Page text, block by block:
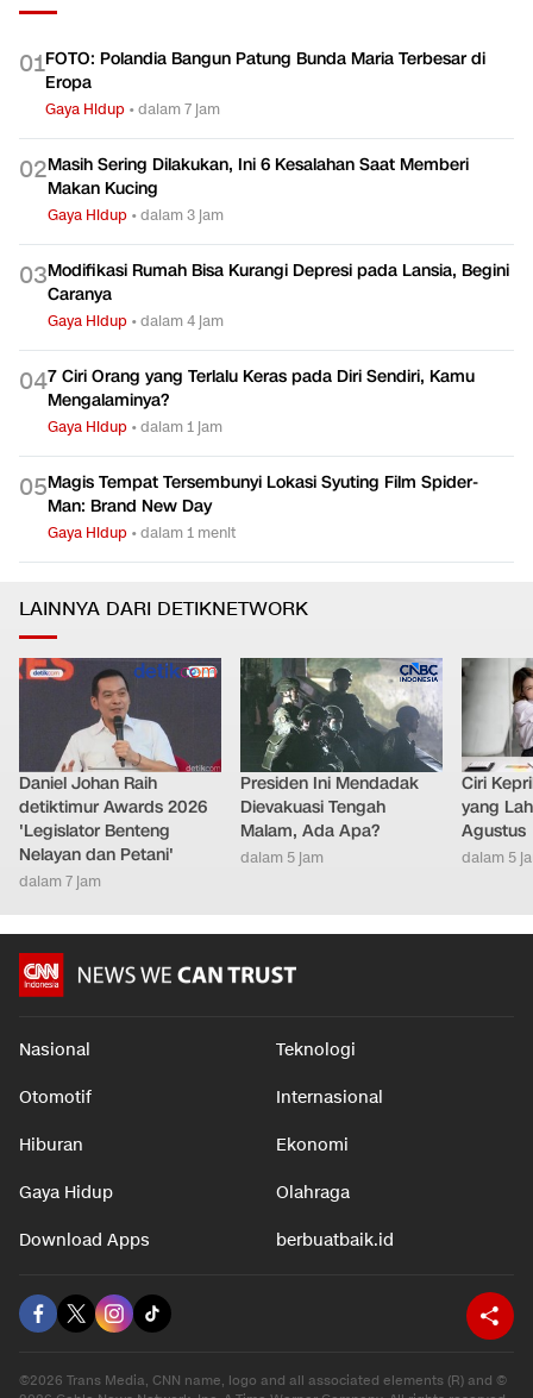
01FOTO: Polandia Bangun Patung Bunda Maria Terbesar di
Eropa
Gaya Hidup •dalam 7 jam
02Masih Sering Dilakukan, Ini 6 Kesalahan Saat Memberi
Makan Kucing
Gaya Hidup •dalam 3 jam
03Modifikasi Rumah Bisa Kurangi Depresi pada Lansia, Begini
Caranya
Gaya Hidup •dalam 4 jam
047 Ciri Orang yang Terlalu Keras pada Diri Sendiri, Kamu
Mengalaminya?
Gaya Hidup •dalam 1 jam
05Magis Tempat Tersembunyi Lokasi Syuting Film Spider-
Man: Brand New Day
Gaya Hidup •dalam 1 menit
LAINNYA DARI DETIKNETWORK
Daniel Johan Raih
detiktimur Awards 2026
'Legislator Benteng
Nelayan dan Petani'
dalam 7 jam
Presiden Ini Mendadak
Dievakuasi Tengah
Malam, Ada Apa?
dalam 5 jam
Ciri
yang
Agustus
dalam 5
Nasional Teknologi
Otomotif Internasional
Hiburan Ekonomi
Gaya Hidup Olahraga
Download Apps berbuatbaik.id
©2026 Trans Media, CNN name, logo and all associated elements (R) and ©